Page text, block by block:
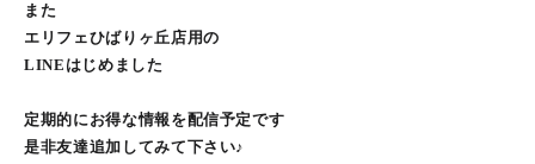
また
エリフェひばりヶ丘店用の
LINEはじめました
定期的にお得な情報を配信予定です
是非友達追加してみて下さい♪